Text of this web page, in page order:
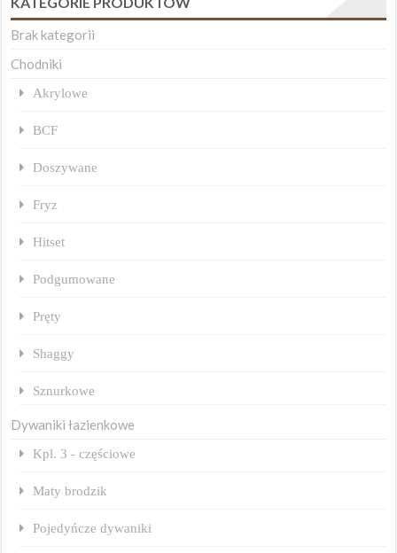
Brak kategorii
Chodniki
Akrylowe
BCF
Doszywane
Fryz
Hitset
Podgumowane
Pręty
Shaggy
Sznurkowe
Dywaniki łazienkowe
Kpl. 3 - częściowe
Maty brodzik
Pojedyńcze dywaniki